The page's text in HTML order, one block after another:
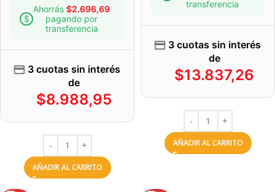
Ahorrás $2.696,69
pagando por
transferencia
3 cuotas sin interés
de
$8.988,95
AÑADIR AL CARRITO
transferencia
3 cuotas sin interés
de
$13.837,26
AÑADIR AL CARRITO